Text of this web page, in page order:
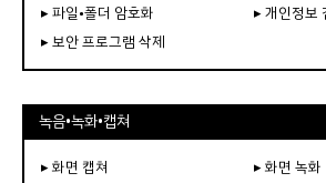
▸ 파일•폴더 암호화
▸ 개인정보
▸ 보안 프로그램 삭제
녹음•녹화•캡쳐
▸ 화면 캡쳐
▸ 화면 녹화